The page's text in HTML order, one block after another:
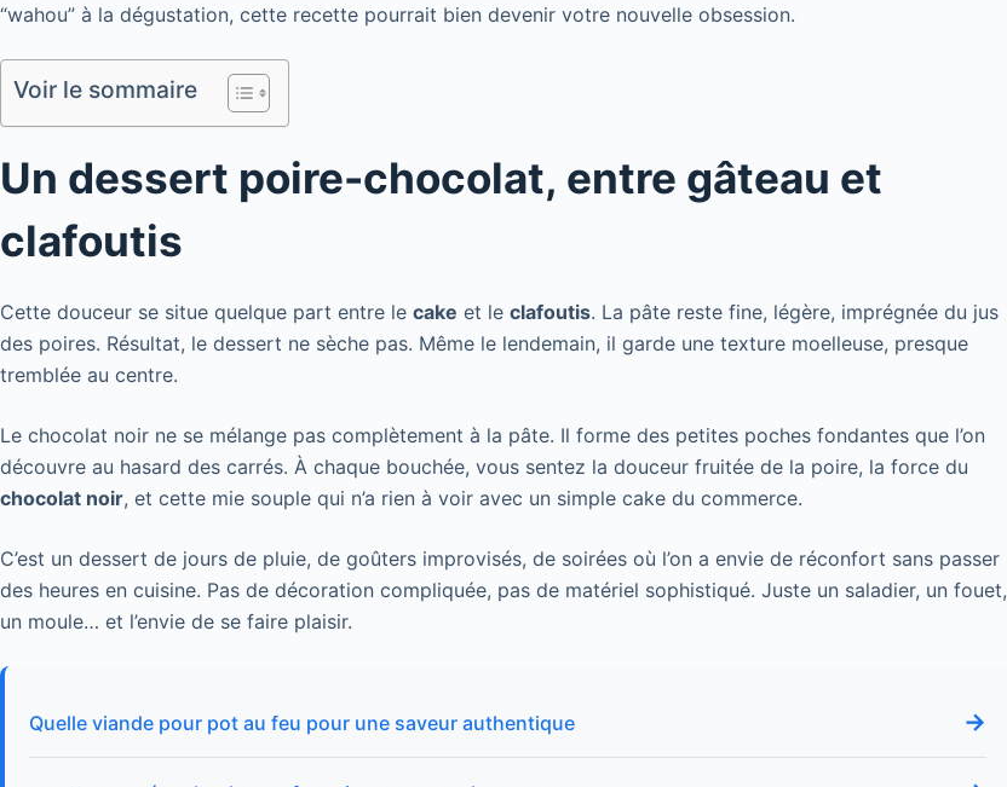
“wahou” à la dégustation, cette recette pourrait bien devenir votre nouvelle obsession.
Voir le sommaire
Un dessert poire-chocolat, entre gâteau et
clafoutis
Cette douceur se situe quelque part entre le cake et le clafoutis. La pâte reste fine, légère, imprégnée du jus
des poires. Résultat, le dessert ne sèche pas. Même le lendemain, il garde une texture moelleuse, presque
tremblée au centre.
Le chocolat noir ne se mélange pas complètement à la pâte. Il forme des petites poches fondantes que l’on
découvre au hasard des carrés. À chaque bouchée, vous sentez la douceur fruitée de la poire, la force du
chocolat noir, et cette mie souple qui n’a rien à voir avec un simple cake du commerce.
C’est un dessert de jours de pluie, de goûters improvisés, de soirées où l’on a envie de réconfort sans passer
des heures en cuisine. Pas de décoration compliquée, pas de matériel sophistiqué. Juste un saladier, un fouet,
un moule… et l’envie de se faire plaisir.
Quelle viande pour pot au feu pour une saveur authentique →